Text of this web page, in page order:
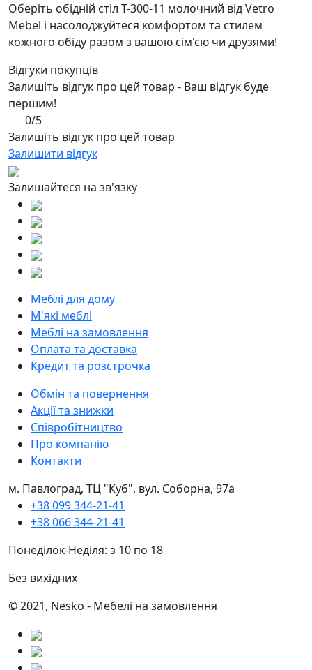
Оберіть обідній стіл Т-300-11 молочний від Vetro
Mebel і насолоджуйтеся комфортом та стилем
кожного обіду разом з вашою сім'єю чи друзями!
Відгуки покупців
Залишіть відгук про цей товар - Ваш відгук буде
першим!
0/5
Залишіть відгук про цей товар
Залишити відгук
Залишайтеся на зв'язку
Меблі для дому
М'які меблі
Меблі на замовлення
Оплата та доставка
Кредит та розстрочка
Обмін та повернення
Акції та знижки
Співробітництво
Про компанію
Контакти
м. Павлоград, ТЦ "Куб", вул. Соборна, 97а
+38 099 344-21-41
+38 066 344-21-41
Понеділок-Неділя: з 10 по 18
Без вихідних
© 2021, Nesko - Мебелі на замовлення